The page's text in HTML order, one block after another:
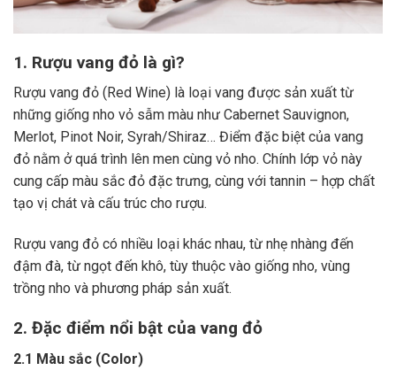
1. Rượu vang đỏ là gì?
Rượu vang đỏ (Red Wine) là loại vang được sản xuất từ
những giống nho vỏ sẫm màu như Cabernet Sauvignon,
Merlot, Pinot Noir, Syrah/Shiraz… Điểm đặc biệt của vang
đỏ nằm ở quá trình lên men cùng vỏ nho. Chính lớp vỏ này
cung cấp màu sắc đỏ đặc trưng, cùng với tannin – hợp chất
tạo vị chát và cấu trúc cho rượu.
Rượu vang đỏ có nhiều loại khác nhau, từ nhẹ nhàng đến
đậm đà, từ ngọt đến khô, tùy thuộc vào giống nho, vùng
trồng nho và phương pháp sản xuất.
2. Đặc điểm nổi bật của vang đỏ
2.1 Màu sắc (Color)